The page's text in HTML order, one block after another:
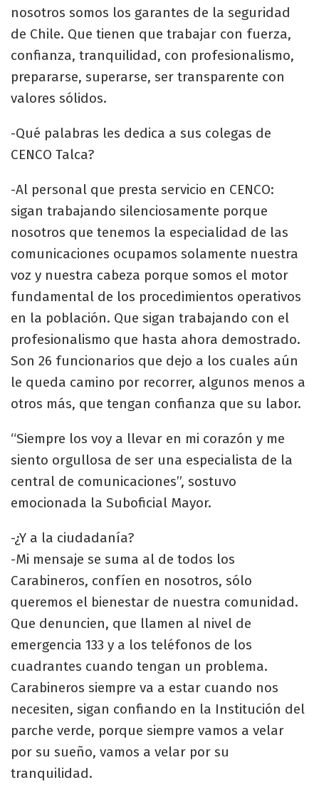
nosotros somos los garantes de la seguridad
de Chile. Que tienen que trabajar con fuerza,
confianza, tranquilidad, con profesionalismo,
prepararse, superarse, ser transparente con
valores sólidos.
-Qué palabras les dedica a sus colegas de
CENCO Talca?
-Al personal que presta servicio en CENCO:
sigan trabajando silenciosamente porque
nosotros que tenemos la especialidad de las
comunicaciones ocupamos solamente nuestra
voz y nuestra cabeza porque somos el motor
fundamental de los procedimientos operativos
en la población. Que sigan trabajando con el
profesionalismo que hasta ahora demostrado.
Son 26 funcionarios que dejo a los cuales aún
le queda camino por recorrer, algunos menos a
otros más, que tengan confianza que su labor.
“Siempre los voy a llevar en mi corazón y me
siento orgullosa de ser una especialista de la
central de comunicaciones”, sostuvo
emocionada la Suboficial Mayor.
-¿Y a la ciudadanía?
-Mi mensaje se suma al de todos los
Carabineros, confíen en nosotros, sólo
queremos el bienestar de nuestra comunidad.
Que denuncien, que llamen al nivel de
emergencia 133 y a los teléfonos de los
cuadrantes cuando tengan un problema.
Carabineros siempre va a estar cuando nos
necesiten, sigan confiando en la Institución del
parche verde, porque siempre vamos a velar
por su sueño, vamos a velar por su
tranquilidad.